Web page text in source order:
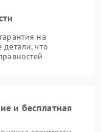
на
что
и бесплатная